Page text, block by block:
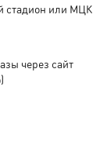
стадион или МЦК
через сайт